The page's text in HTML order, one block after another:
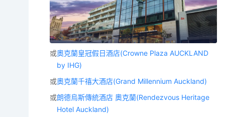
或奧克蘭皇冠假日酒店(Crowne Plaza AUCKLAND
by IHG)
或奧克蘭千禧大酒店(Grand Millennium Auckland)
或朗德烏斯傳統酒店 奧克蘭(Rendezvous Heritage
Hotel Auckland)